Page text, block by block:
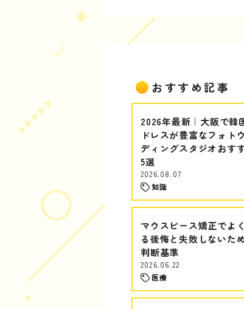
おすすめ記事
2026年最新｜大阪で韓
ドレスが豊富なフォト
ディングスタジオおす
5選
2026.08.07
知識
マウスピース矯正でよ
る後悔と失敗しないた
判断基準
2026.06.22
医療